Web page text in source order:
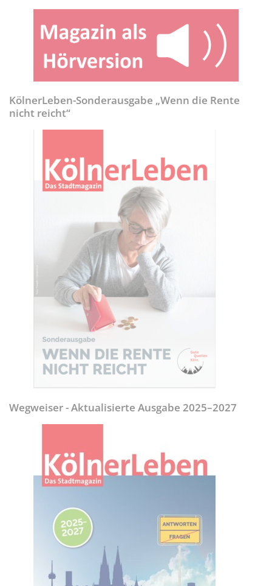
KölnerLeben-Sonderausgabe „Wenn die Rente
nicht reicht“
Wegweiser - Aktualisierte Ausgabe 2025–2027